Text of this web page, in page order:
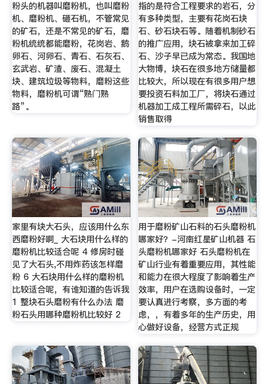
粉头的机器叫磨粉机，也叫磨粉
机、磨粉机、砸石机，不管常见
的矿石，还是不常见的矿石，磨
粉机统统都能磨粉，花岗岩、鹅
卵石、河卵石、青石、石灰石、
玄武岩、矿渣、废石、混凝土
块、建筑垃圾等物料，磨粉这些
物料，磨粉机可谓“熟门熟
路”。
指的是符合工程要求的岩石，分
有多种类型，主要有花岗石块
石、砂石块石等。随着机制砂石
的推广应用，块石被拿来加工碎
石、沙子早已成为常态。我国地
大物博，块石在很多地方储量都
比较大，所以现在有很多用户想
要投资石料加工厂，将块石通过
机器加工成工程所需碎石，以此
销售取得
家里有块大石头，应该用什么东
西磨粉好啊_ 大石块用什么样的
磨粉机比较适合呢 4 修房时碰
见了大石头,不用炸药该怎样磨
粉 6 大石块用什么样的磨粉机
比较适合呢，有谁知道的告诉我
1 整块石头磨粉有什么办法 磨
粉石头用哪种磨粉机比较好 2
用于磨粉矿山石料的石头磨粉机
哪家好？-河南红星矿山机器 石
头磨粉机哪家好 石头磨粉机在
矿山行业有着重要应用，其性能
和能力在很大程度了影响着生产
效率，用户在选购设备时，一定
要认真进行考察，多方面的考
虑，，有着多年的生产历史，用
心做好设备，经营方式正规